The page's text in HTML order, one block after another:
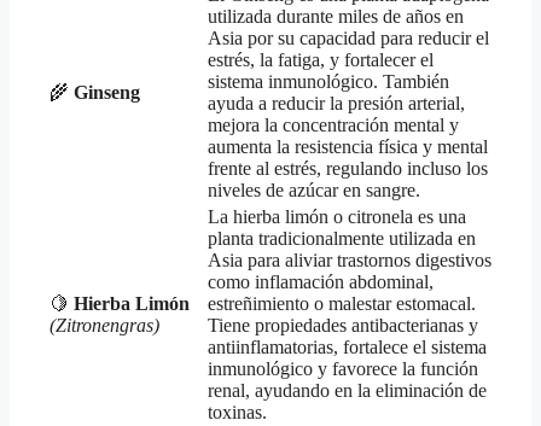
🌾 Ginseng
utilizada durante miles de años en
Asia por su capacidad para reducir el
estrés, la fatiga, y fortalecer el
sistema inmunológico. También
ayuda a reducir la presión arterial,
mejora la concentración mental y
aumenta la resistencia física y mental
frente al estrés, regulando incluso los
niveles de azúcar en sangre.
🍋 Hierba Limón
(Zitronengras)
La hierba limón o citronela es una
planta tradicionalmente utilizada en
Asia para aliviar trastornos digestivos
como inflamación abdominal,
estreñimiento o malestar estomacal.
Tiene propiedades antibacterianas y
antiinflamatorias, fortalece el sistema
inmunológico y favorece la función
renal, ayudando en la eliminación de
toxinas.